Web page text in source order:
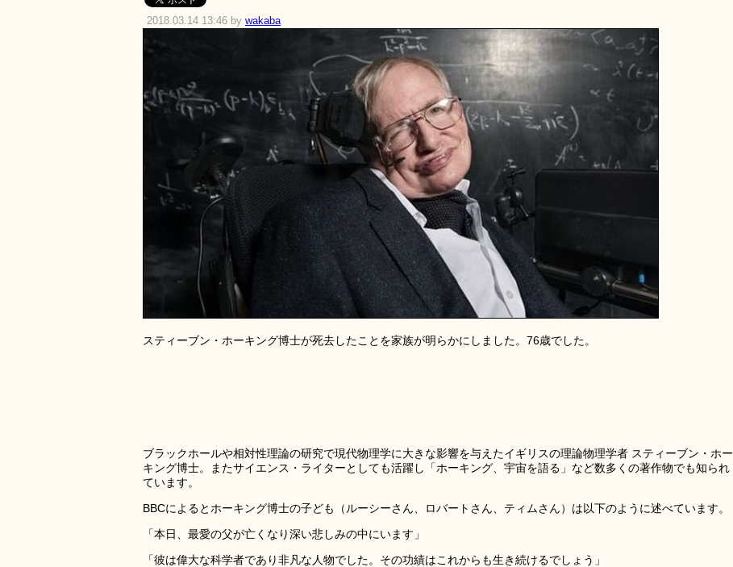
2018.03.14 13:46 by wakaba
スティーブン・ホーキング博士が死去したことを家族が明らかにしました。76歳でした。
ブラックホールや相対性理論の研究で現代物理学に大きな影響を与えたイギリスの理論物理学者 スティーブン・ホー
キング博士。またサイエンス・ライターとしても活躍し「ホーキング、宇宙を語る」など数多くの著作物でも知られ
ています。
BBCによるとホーキング博士の子ども（ルーシーさん、ロバートさん、ティムさん）は以下のように述べています。
「本日、最愛の父が亡くなり深い悲しみの中にいます」
「彼は偉大な科学者であり非凡な人物でした。その功績はこれからも生き続けるでしょう」